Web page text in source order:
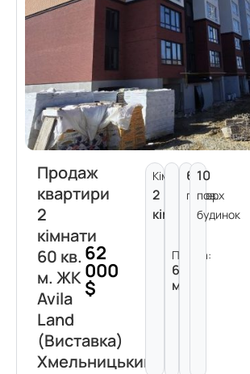
Продаж
квартири
2
кімнати
60 кв.
м. ЖК
Avila
Land
(Виставка)
Хмельницький
62
000
$
Кімнат:
2
кімнати
Площа:
60
м²
6
поверх
10
пов.
будинок